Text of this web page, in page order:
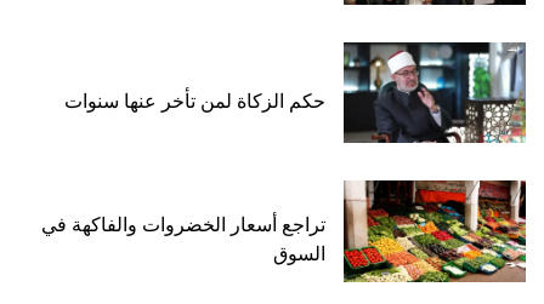
حكم الزكاة لمن تأخر عنها سنوات
تراجع أسعار الخضروات والفاكهة في
السوق